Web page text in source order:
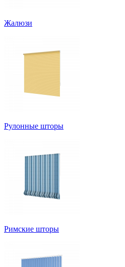
Жалюзи
Рулонные шторы
Римские шторы